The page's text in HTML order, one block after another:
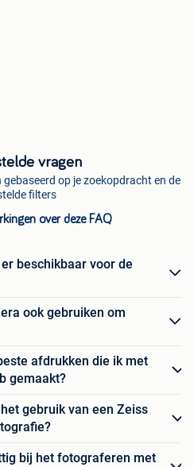
vragen
op je zoekopdracht en de
filters
over deze FAQ
beschikbaar voor de
ook gebruiken om
afdrukken die ik met
gemaakt?
gebruik van een Zeiss
bij het fotograferen met